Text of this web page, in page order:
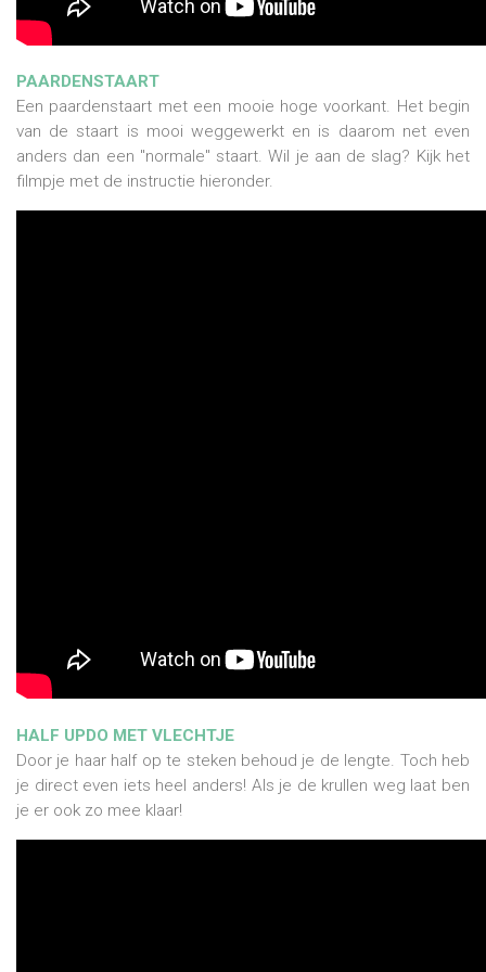
PAARDENSTAART
Een paardenstaart met een mooie hoge voorkant. Het begin
van de staart is mooi weggewerkt en is daarom net even
anders dan een "normale" staart. Wil je aan de slag? Kijk het
filmpje met de instructie hieronder.
HALF UPDO MET VLECHTJE
Door je haar half op te steken behoud je de lengte. Toch heb
je direct even iets heel anders! Als je de krullen weg laat ben
je er ook zo mee klaar!